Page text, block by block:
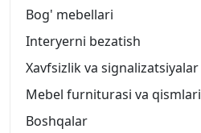
Bog' mebellari
Interyerni bezatish
Xavfsizlik va signalizatsiyalar
Mebel furniturasi va qismlari
Boshqalar